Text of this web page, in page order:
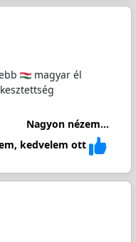
magyar él
Nagyon nézem...
kedvelem ott